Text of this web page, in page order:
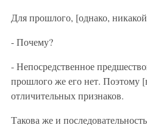
Для прошлого, [однако,
- Почему?
- Непосредственное
прошлого же его нет. Поэтому
отличительных признаков.
Такова же и